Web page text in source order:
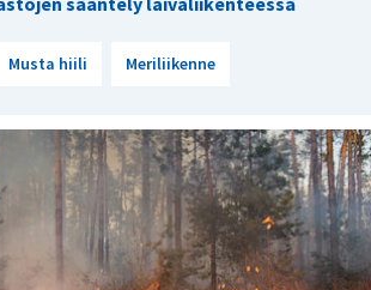
Musta hiili Meriliikenne